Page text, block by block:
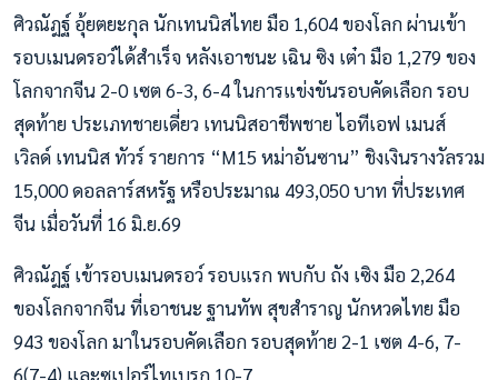
ศิวณัฎฐ์ อุ้ยตยะกุล นักเทนนิสไทย มือ 1,604 ของโลก ผ่านเข้า
รอบเมนดรอว์ได้สำเร็จ หลังเอาชนะ เฉิน ซิง เต๋า มือ 1,279 ของ
โลกจากจีน 2-0 เซต 6-3, 6-4 ในการแข่งขันรอบคัดเลือก รอบ
สุดท้าย ประเภทชายเดี่ยว เทนนิสอาชีพชาย ไอทีเอฟ เมนส์
เวิลด์ เทนนิส ทัวร์ รายการ “M15 หม่าอันซาน” ชิงเงินรางวัลรวม
15,000 ดอลลาร์สหรัฐ หรือประมาณ 493,050 บาท ที่ประเทศ
จีน เมื่อวันที่ 16 มิ.ย.69
ศิวณัฎฐ์ เข้ารอบเมนดรอว์ รอบแรก พบกับ ถัง เซิง มือ 2,264
ของโลกจากจีน ที่เอาชนะ ฐานทัพ สุขสำราญ นักหวดไทย มือ
943 ของโลก มาในรอบคัดเลือก รอบสุดท้าย 2-1 เซต 4-6, 7-
6(7-4) และซูเปอร์ไทเบรก 10-7